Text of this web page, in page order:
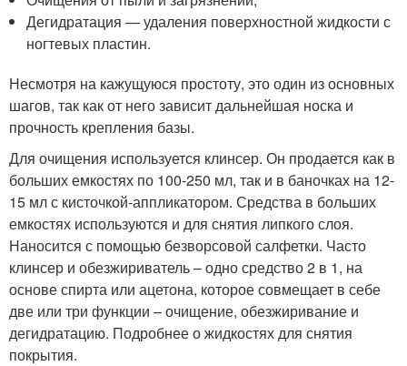
Дегидратация — удаления поверхностной жидкости с
ногтевых пластин.
Несмотря на кажущуюся простоту, это один из основных
шагов, так как от него зависит дальнейшая носка и
прочность крепления базы.
Для очищения используется клинсер. Он продается как в
больших емкостях по 100-250 мл, так и в баночках на 12-
15 мл с кисточкой-аппликатором. Средства в больших
емкостях используются и для снятия липкого слоя.
Наносится с помощью безворсовой салфетки. Часто
клинсер и обезжириватель – одно средство 2 в 1, на
основе спирта или ацетона, которое совмещает в себе
две или три функции – очищение, обезжиривание и
дегидратацию. Подробнее о жидкостях для снятия
покрытия.